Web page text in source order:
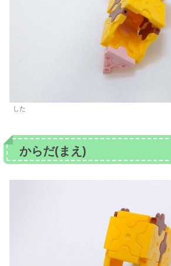
した
からだ(まえ)